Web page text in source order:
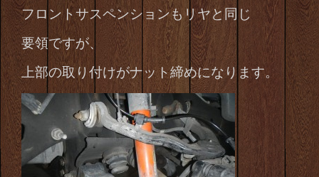
フロントサスペンションもリヤと同じ
要領ですが、
上部の取り付けがナット締めになります。